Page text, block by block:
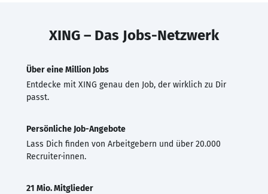
XING – Das Jobs-Netzwerk
Über eine Million Jobs
Entdecke mit XING genau den Job, der wirklich zu Dir
passt.
Persönliche Job-Angebote
Lass Dich finden von Arbeitgebern und über 20.000
Recruiter·innen.
21 Mio. Mitglieder